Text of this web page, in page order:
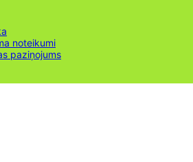
noteikumi
paziņojums